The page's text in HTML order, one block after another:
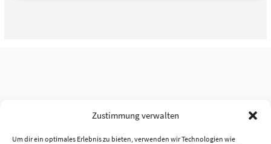
Zustimmung verwalten
Um dir ein optimales Erlebnis zu bieten, verwenden wir Technologien wie